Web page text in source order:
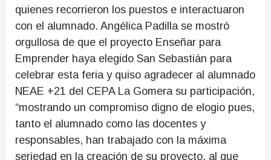
quienes recorrieron los puestos e interactuaron
con el alumnado. Angélica Padilla se mostró
orgullosa de que el proyecto Enseñar para
Emprender haya elegido San Sebastián para
celebrar esta feria y quiso agradecer al alumnado
NEAE +21 del CEPA La Gomera su participación,
“mostrando un compromiso digno de elogio pues,
tanto el alumnado como las docentes y
responsables, han trabajado con la máxima
seriedad en la creación de su proyecto, al que